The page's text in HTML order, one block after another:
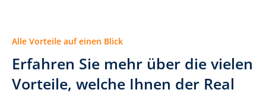
Alle Vorteile auf einen Blick
Erfahren Sie mehr über die vielen
Vorteile, welche Ihnen der Real